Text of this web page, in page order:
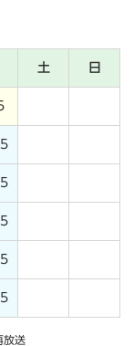
土 日
放送